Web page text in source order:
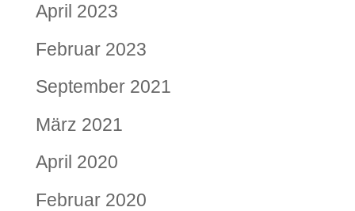
April 2023
Februar 2023
September 2021
März 2021
April 2020
Februar 2020